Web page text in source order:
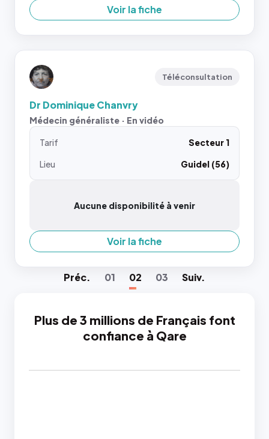
Voir la fiche
Téléconsultation
Dr Dominique Chanvry
Médecin généraliste · En vidéo
Tarif
Secteur 1
Lieu
Guidel (56)
Aucune disponibilité à venir
Voir la fiche
Préc. 01 02 03 Suiv.
Plus de 3 millions de Français font
confiance à Qare